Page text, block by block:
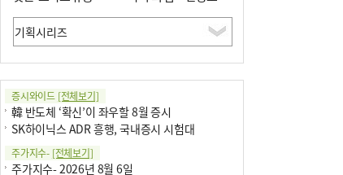
사막·산악지대 수출
도전
쳐야 흥한다
증시와이드 [전체보기]
韓 반도체 ‘확신’이 좌우할 8월 증시
SK하이닉스 ADR 흥행, 국내증시 시험대
주가지수- [전체보기]
주가지수- 2026년 8월 6일